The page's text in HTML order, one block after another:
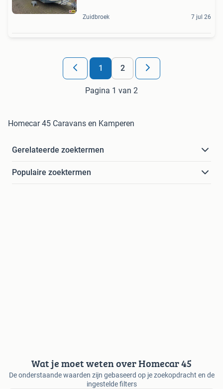
Zuidbroek 7 jul 26
1 2
Pagina 1 van 2
Homecar 45 Caravans en Kamperen
Gerelateerde zoektermen
Populaire zoektermen
Wat je moet weten over Homecar 45
De onderstaande waarden zijn gebaseerd op je zoekopdracht en de
ingestelde filters